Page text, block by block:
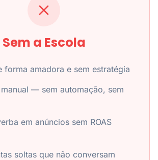
Sem a Escola
forma amadora e sem estratégia
— sem automação, sem
em anúncios sem ROAS
soltas que não conversam